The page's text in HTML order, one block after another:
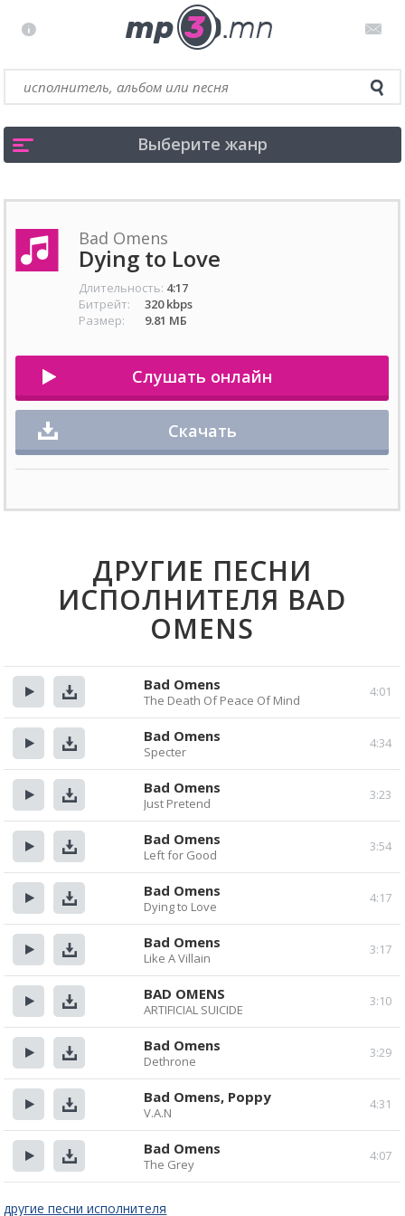
Выберите жанр
Bad Omens
Dying to Love
Длительность: 4:17
Битрейт:
320 kbps
Размер:
9.81 МБ
Слушать онлайн
Скачать
ДРУГИЕ ПЕСНИ
ИСПОЛНИТЕЛЯ BAD
OMENS
Прослушать
Скачать
4:01
Bad Omens
The Death Of Peace Of Mind
Прослушать
Скачать
4:34
Bad Omens
Specter
Прослушать
Скачать
3:23
Bad Omens
Just Pretend
Прослушать
Скачать
3:54
Bad Omens
Left for Good
Прослушать
Скачать
4:17
Bad Omens
Dying to Love
Прослушать
Скачать
3:17
Bad Omens
Like A Villain
Прослушать
Скачать
3:10
BAD OMENS
ARTIFICIAL SUICIDE
Прослушать
Скачать
3:29
Bad Omens
Dethrone
Прослушать
Скачать
4:31
Bad Omens, Poppy
V.A.N
Прослушать
Скачать
4:07
Bad Omens
The Grey
другие песни исполнителя